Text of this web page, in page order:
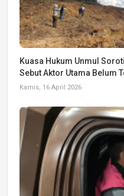
Kuasa Hukum Unmul
Sebut Aktor Utama Belum
Kamis, 16 April 2026